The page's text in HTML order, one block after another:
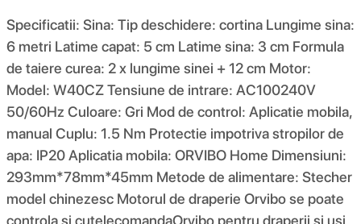
Specificatii: Sina: Tip deschidere: cortina Lungime sina:
6 metri Latime capat: 5 cm Latime sina: 3 cm Formula
de taiere curea: 2 x lungime sinei + 12 cm Motor:
Model: W40CZ Tensiune de intrare: AC100240V
50/60Hz Culoare: Gri Mod de control: Aplicatie mobila,
manual Cuplu: 1.5 Nm Protectie impotriva stropilor de
apa: IP20 Aplicatia mobila: ORVIBO Home Dimensiuni:
293mm*78mm*45mm Metode de alimentare: Stecher
model chinezesc Motorul de draperie Orvibo se poate
controla si cutelecomandaOrvibo pentru draperii si usi